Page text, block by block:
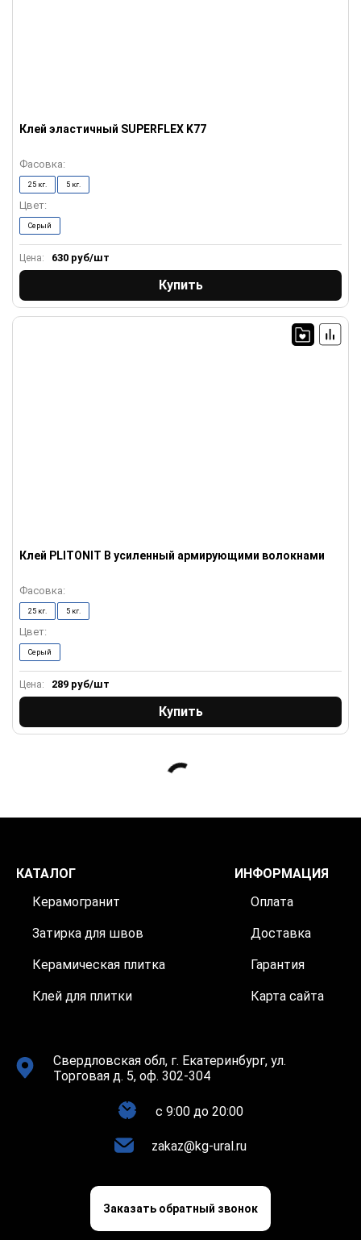
Клей эластичный SUPERFLEX K77
Цена: 630 руб/шт
Купить
Фасовка:
25 кг. 5 кг.
Цвет:
Серый
Клей PLITONIT В усиленный армирующими волокнами
Цена: 289 руб/шт
Купить
Фасовка:
25 кг. 5 кг.
Цвет:
Серый
КАТАЛОГ
Керамогранит
Затирка для швов
Керамическая плитка
Клей для плитки
ИНФОРМАЦИЯ
Оплата
Доставка
Гарантия
Карта сайта
Свердловская обл, г. Екатеринбург, ул.
Торговая д. 5, оф. 302-304
c 9:00 до 20:00
zakaz@kg-ural.ru
Заказать обратный звонок